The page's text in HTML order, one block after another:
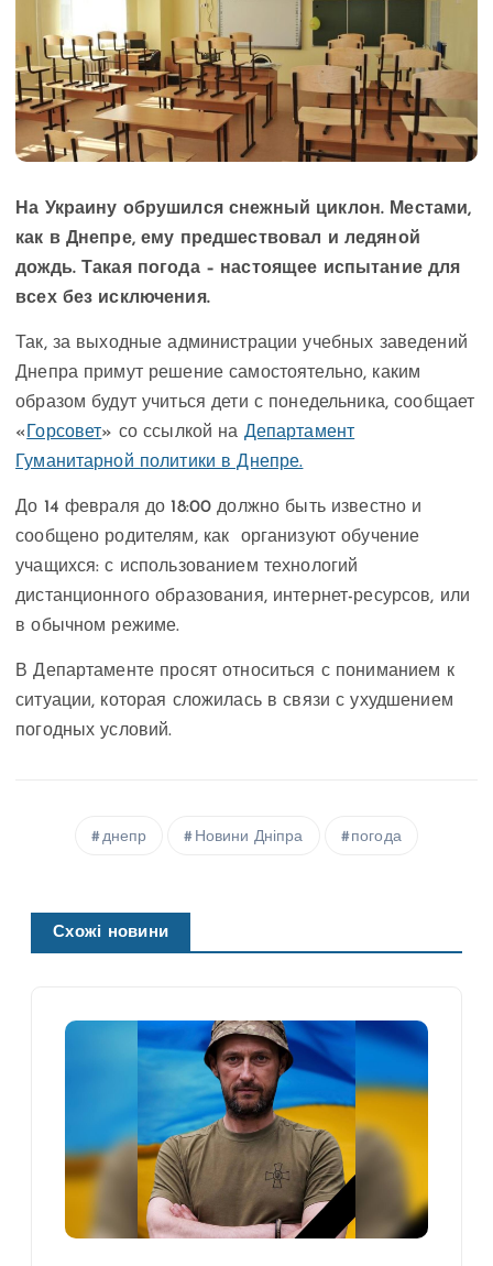
На Украину обрушился снежный циклон. Местами,
как в Днепре, ему предшествовал и ледяной
дождь. Такая погода – настоящее испытание для
всех без исключения.
Так, за выходные администрации учебных заведений
Днепра примут решение самостоятельно, каким
образом будут учиться дети с понедельника, сообщает
«
Горсовет» со ссылкой на Департамент
Гуманитарной политики в Днепре.
До 14 февраля до 18:00 должно быть известно и
сообщено родителям, как организуют обучение
учащихся: с использованием технологий
дистанционного образования, интернет-ресурсов, или
в обычном режиме.
В Департаменте просят относиться с пониманием к
ситуации, которая сложилась в связи с ухудшением
погодных условий.
днепр Новини Дніпра погода
Схожі новини